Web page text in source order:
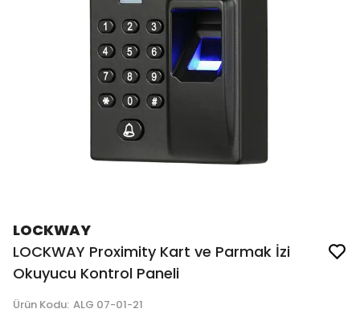
LOCKWAY
LOCKWAY Proximity Kart ve Parmak İzi
Okuyucu Kontrol Paneli
Ürün Kodu: ALG 07-01-21